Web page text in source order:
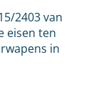
2403 van
eisen ten
in